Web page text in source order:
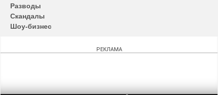
Разводы
Скандалы
Шоу-бизнес
РЕКЛАМА